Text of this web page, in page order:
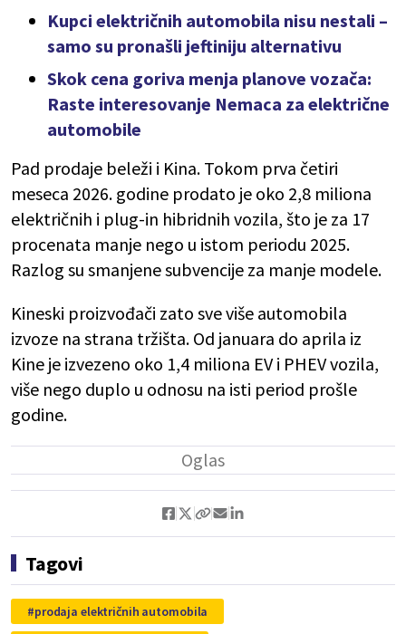
Kupci električnih automobila nisu nestali –
samo su pronašli jeftiniju alternativu
Skok cena goriva menja planove vozača:
Raste interesovanje Nemaca za električne
automobile
Pad prodaje beleži i Kina. Tokom prva četiri
meseca 2026. godine prodato je oko 2,8 miliona
električnih i plug-in hibridnih vozila, što je za 17
procenata manje nego u istom periodu 2025.
Razlog su smanjene subvencije za manje modele.
Kineski proizvođači zato sve više automobila
izvoze na strana tržišta. Od januara do aprila iz
Kine je izvezeno oko 1,4 miliona EV i PHEV vozila,
više nego duplo u odnosu na isti period prošle
godine.
Tagovi
prodaja električnih automobila